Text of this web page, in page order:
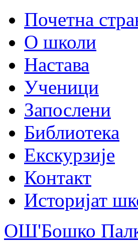
Почетна
О школи
Настава
Ученици
Запослени
Библиотека
Екскурзије
Контакт
Историјат
ОШ'Бошко